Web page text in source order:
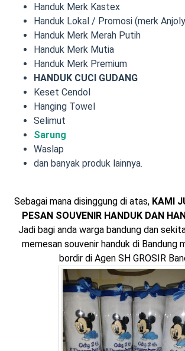
Handuk Merk Kastex
Handuk Lokal / Promosi (merk
Handuk Merk Merah Putih
Handuk Merk Mutia
Handuk Merk Premium
HANDUK CUCI GUDANG
Keset Cendol
Hanging Towel
Selimut
Sarung
Waslap
dan banyak produk lainnya.
Sebagai mana disinggung di atas, KAMI
PESAN SOUVENIR HANDUK DAN
Jadi bagi anda warga bandung dan
memesan souvenir handuk di Bandung
bordir di Agen SH GROSIR